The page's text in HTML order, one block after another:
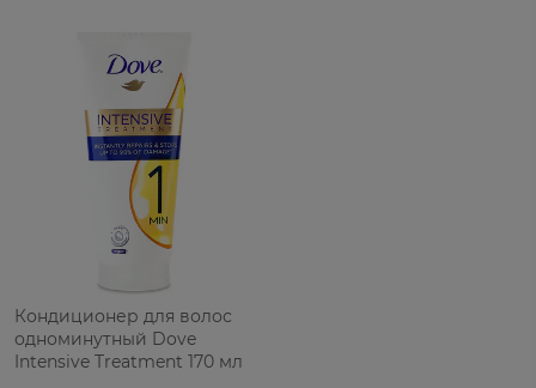
Кондиционер для волос
одноминутный Dove
Intensive Treatment 170 мл